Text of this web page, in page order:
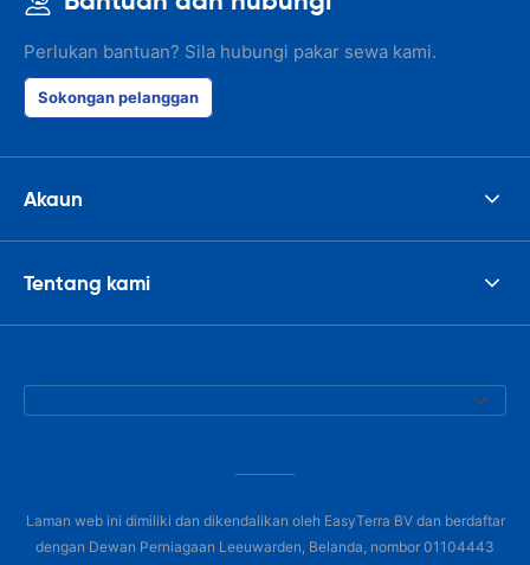
Perlukan bantuan? Sila hubungi pakar sewa kami.
Sokongan pelanggan
Akaun
Tentang kami
Laman web ini dimiliki dan dikendalikan oleh EasyTerra BV dan berdaftar
dengan Dewan Perniagaan Leeuwarden, Belanda, nombor 01104443